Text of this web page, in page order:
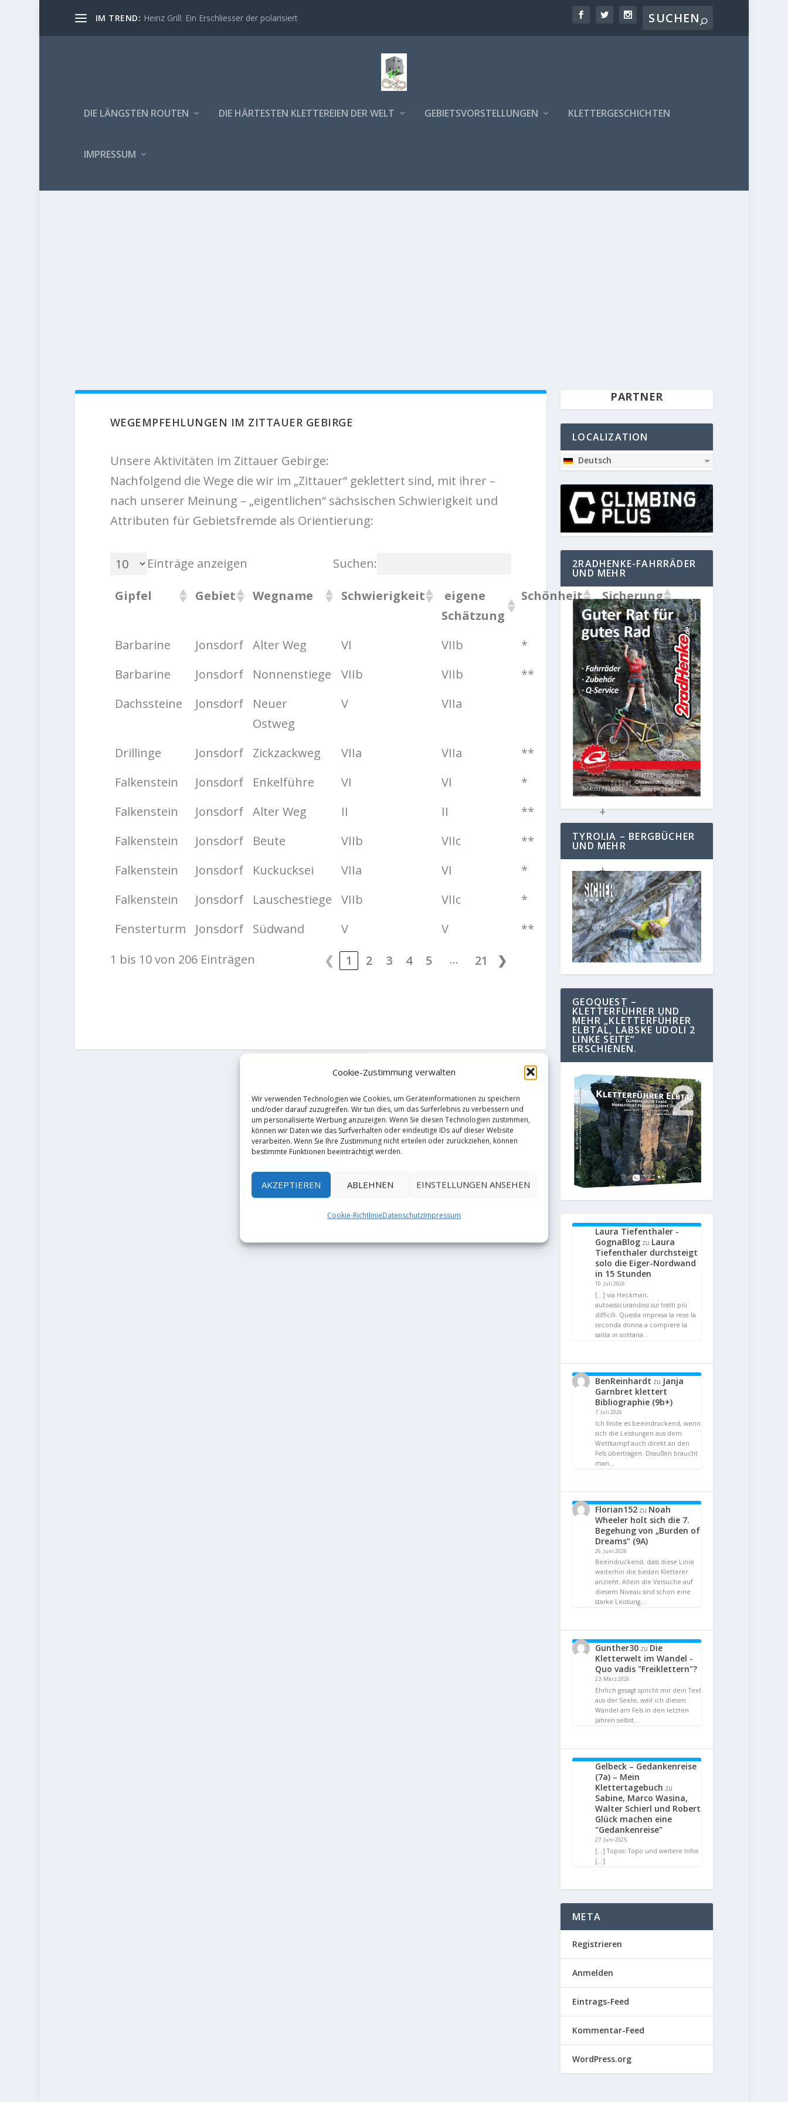
Cookie-Zustimmung verwalten
Wir verwenden Technologien wie Cookies, um Geräteinformationen zu speichern
und/oder darauf zuzugreifen. Wir tun dies, um das Surferlebnis zu verbessern und
um personalisierte Werbung anzuzeigen. Wenn Sie diesen Technologien zustimmen,
können wir Daten wie das Surfverhalten oder eindeutige IDs auf dieser Website
verarbeiten. Wenn Sie Ihre Zustimmung nicht erteilen oder zurückziehen, können
bestimmte Funktionen beeinträchtigt werden.
AKZEPTIEREN ABLEHNEN EINSTELLUNGEN ANSEHEN
Cookie-RichtlinieDatenschutzImpressum
IM TREND: Heinz Grill: Ein Erschliesser der polarisiert
DIE LÄNGSTEN ROUTEN DIE HÄRTESTEN KLETTEREIEN DER WELT GEBIETSVORSTELLUNGEN KLETTERGESCHICHTEN
IMPRESSUM
WEGEMPFEHLUNGEN IM ZITTAUER GEBIRGE
Unsere Aktivitäten im Zittauer Gebirge:
Nachfolgend die Wege die wir im „Zittauer“ geklettert sind, mit ihrer –
nach unserer Meinung – „eigentlichen“ sächsischen Schwierigkeit und
Attributen für Gebietsfremde als Orientierung:
Einträge anzeigen Suchen:
Gipfel Gebiet Wegname Schwierigkeit
eigene
Schätzung
Schönheit Sicherung
Barbarine Jonsdorf Alter Weg VI VIIb
*
Barbarine
Jonsdorf Nonnenstiege VIIb VIIb **
++
Dachssteine
Jonsdorf
Neuer
Ostweg
V VIIa
Drillinge Jonsdorf Zickzackweg VIIa VIIa **
+ (nR)
Falkenstein
Jonsdorf Enkelführe VI VI *
+ (nR)
Falkenstein
Jonsdorf Alter Weg II II **
+
Falkenstein
Jonsdorf Beute VIIb VIIc **
+
Falkenstein
Jonsdorf Kuckucksei VIIa VI *
+
Falkenstein
Jonsdorf Lauschestiege VIIb VIIc *
+
Fensterturm
Jonsdorf Südwand V V **
+
1 bis 10 von 206 Einträgen
❮ 1 2 3 4 5 … 21 ❯
PARTNER
LOCALIZATION
Deutsch
2RADHENKE-FAHRRÄDER
UND MEHR
TYROLIA – BERGBÜCHER
UND MEHR
GEOQUEST –
KLETTERFÜHRER UND
MEHR „KLETTERFÜHRER
ELBTAL, LABSKE UDOLI 2
LINKE SEITE“
ERSCHIENEN.
Laura Tiefenthaler -
GognaBlog zu Laura
Tiefenthaler durchsteigt
solo die Eiger-Nordwand
in 15 Stunden
10. Juli 2026
[…] via Heckmair,
autoassicurandosi sui tratti più
difficili. Questa impresa la rese la
seconda donna a compiere la
salita in solitaria…
BenReinhardt zu Janja
Garnbret klettert
Bibliographie (9b+)
7. Juli 2026
Ich finde es beeindruckend, wenn
sich die Leistungen aus dem
Wettkampf auch direkt an den
Fels übertragen. Draußen braucht
man…
Florian152 zu Noah
Wheeler holt sich die 7.
Begehung von „Burden of
Dreams“ (9A)
26. Juni 2026
Beeindruckend, dass diese Linie
weiterhin die besten Kletterer
anzieht. Allein die Versuche auf
diesem Niveau sind schon eine
starke Leistung.…
Gunther30 zu Die
Kletterwelt im Wandel -
Quo vadis "Freiklettern"?
23. März 2026
Ehrlich gesagt spricht mir dein Text
aus der Seele, weil ich diesen
Wandel am Fels in den letzten
Jahren selbst…
Gelbeck – Gedankenreise
(7a) – Mein
Klettertagebuch zu
Sabine, Marco Wasina,
Walter Schierl und Robert
Glück machen eine
"Gedankenreise"
27. Juni 2025
[…] Topos: Topo und weitere Infos
[…]
META
Registrieren
Anmelden
Eintrags-Feed
Kommentar-Feed
WordPress.org